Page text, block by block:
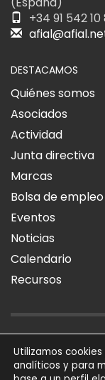
+34 91 542 10
DESTACAMOS
Quiénes somos
Asociados
Actividad
Junta directiva
Marcas
Bolsa de empleo
Eventos
Noticias
Calendario
Recursos
AVISO LEGAL
SÍGUENOS
Utilizamos
analíticos y para